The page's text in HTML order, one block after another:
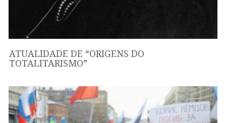
ATUALIDADE DE “ORIGENS DO
TOTALITARISMO”